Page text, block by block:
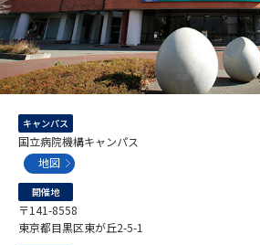
大学研究
大学で学べる内容や特徴を調べる
新増設大学・学部・学科特集
データサイエンス特集
キャンパス
国立病院機構キャンパス
地図
開催地
〒141-8558
東京都目黒区東が丘2-5-1